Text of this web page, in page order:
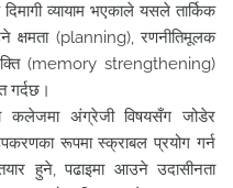
व्यायाम भएकाले यसले तार्किक
क्षमता (planning), रणनीतिमूलक
(memory strengthening)
गर्दछ।
कलेजमा अंग्रेजी विषयसँग जोडेर
रूपमा स्क्राबल प्रयोग गर्न
हुने, पढाइमा आउने उदासीनता